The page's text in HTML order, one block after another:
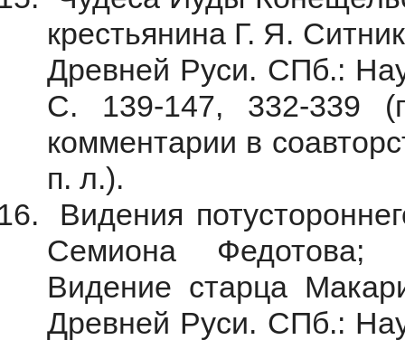
крестьянина Г. Я.
Древней Руси. СПб.:
С. 139-147, 332-339
комментарии в
п. л.).
Видения
Семиона Федотова;
Видение старца
Древней Руси. СПб.: